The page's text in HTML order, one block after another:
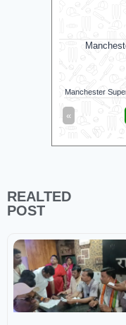
Manchester
«
REALTED
POST